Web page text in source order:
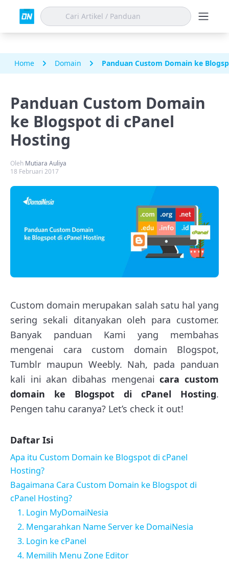
Home Domain Panduan Custom Domain ke
Panduan Custom Domain
ke Blogspot di cPanel
Hosting
Oleh Mutiara Auliya
18 Februari 2017
Custom domain merupakan salah satu hal yang
sering sekali ditanyakan oleh para customer.
Banyak panduan Kami yang membahas
mengenai cara custom domain Blogspot,
Tumblr maupun Weebly. Nah, pada panduan
kali ini akan dibahas mengenaicara custom
domain ke Blogspot di cPanel Hosting.
Pengen tahu caranya? Let’s check it out!
Daftar Isi
Apa itu Custom Domain ke Blogspot di cPanel
Hosting?
Bagaimana Cara Custom Domain ke Blogspot di
cPanel Hosting?
1. Login MyDomaiNesia
2. Mengarahkan Name Server ke DomaiNesia
3. Login ke cPanel
4. Memilih Menu Zone Editor